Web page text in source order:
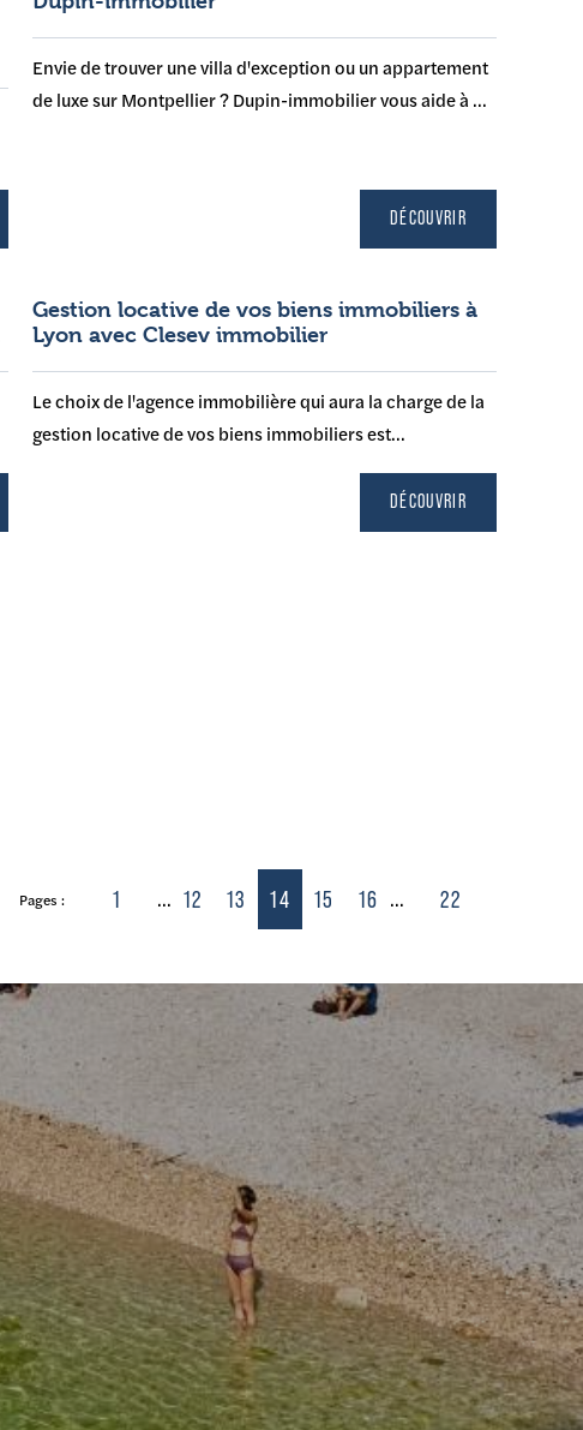
Envie de trouver une villa d'exception ou un appartement
de luxe sur Montpellier ? Dupin-immobilier vous aide à ...
DÉCOUVRIR
Gestion locative de vos biens immobiliers à
Lyon avec Clesev immobilier
Le choix de l'agence immobilière qui aura la charge de la
gestion locative de vos biens immobiliers est...
DÉCOUVRIR
Pages : 1 ... 12 13 14 15 16 ... 22